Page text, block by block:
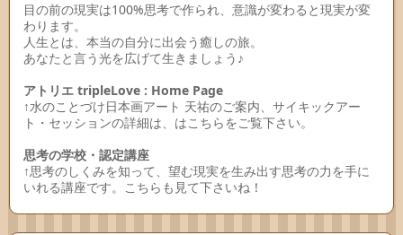
目の前の現実は100%思考で作られ、意識が変わると現実が変
わります。
人生とは、本当の自分に出会う癒しの旅。
あなたと言う光を広げて生きましょう♪
アトリエ tripleLove : Home Page
↑水のことづけ日本画アート 天祐のご案内、サイキックアー
ト・セッションの詳細は、はこちらをご覧下さい。
思考の学校・認定講座
↑思考のしくみを知って、望む現実を生み出す思考の力を手に
いれる講座です。こちらも見て下さいね！